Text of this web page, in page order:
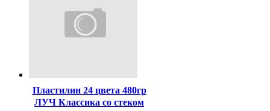
Пластилин 24 цвета 480гр
ЛУЧ Классика со стеком